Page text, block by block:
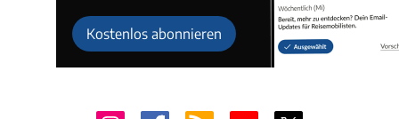
Kostenlos abonnieren